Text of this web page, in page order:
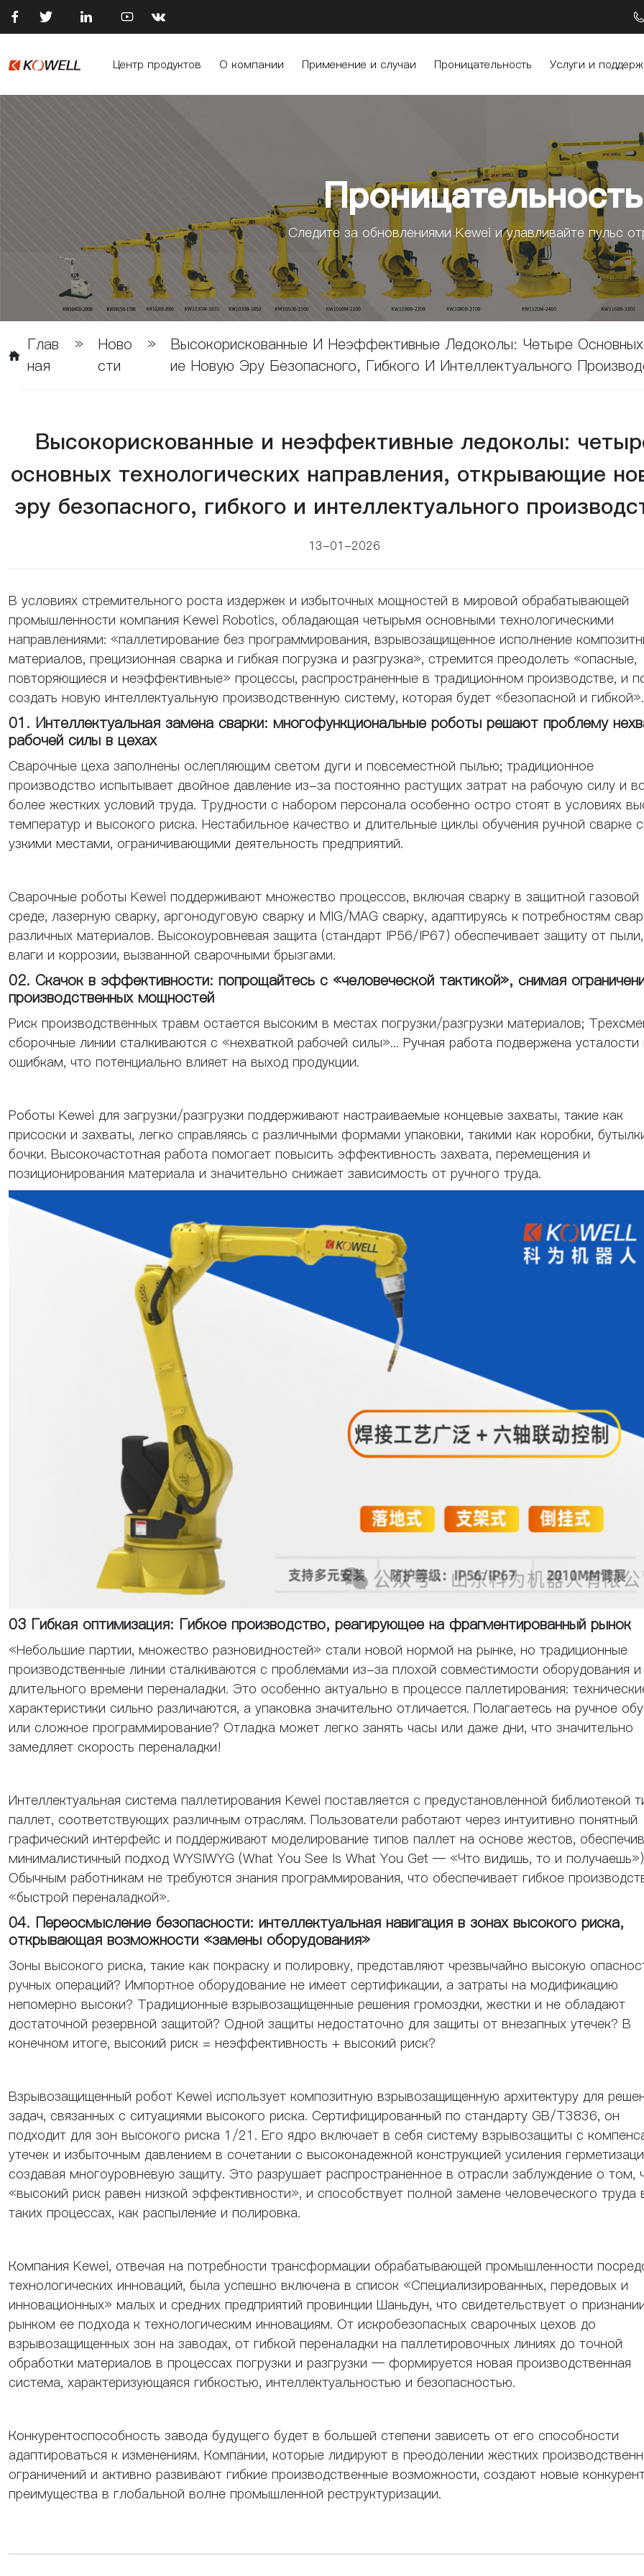
     
Центр продуктов О компании Применение и случаи Проницательность Услуги и
Проницательность
Следите за обновлениями Kewei и улавливайте пульс
Глав
Ная
»
Ново
Сти
»
Высокорискованные И Неэффективные Ледоколы: Четыре
Ие Новую Эру Безопасного, Гибкого И Интеллектуального
Высокорискованные и неэффективные ледоколы:
основных технологических направления, открывающие
эру безопасного, гибкого и интеллектуального
13-01-2026
В условиях стремительного роста издержек и избыточных мощностей в мировой обрабатывающей
промышленности компания Kewei Robotics, обладающая четырьмя основными технологическими
направлениями: «паллетирование без программирования, взрывозащищенное исполнение
материалов, прецизионная сварка и гибкая погрузка и разгрузка», стремится преодолеть «опасные,
повторяющиеся и неэффективные» процессы, распространенные в традиционном производстве, и
создать новую интеллектуальную производственную систему, которая будет «безопасной и гибкой».
01. Интеллектуальная замена сварки: многофункциональные роботы решают проблему
рабочей силы в цехах
Сварочные цеха заполнены ослепляющим светом дуги и повсеместной пылью; традиционное
производство испытывает двойное давление из-за постоянно растущих затрат на рабочую силу и
более жестких условий труда. Трудности с набором персонала особенно остро стоят в условиях
температур и высокого риска. Нестабильное качество и длительные циклы обучения ручной сварке
узкими местами, ограничивающими деятельность предприятий.
Сварочные роботы Kewei поддерживают множество процессов, включая сварку в защитной газовой
среде, лазерную сварку, аргонодуговую сварку и MIG/MAG сварку, адаптируясь к потребностям
различных материалов. Высокоуровневая защита (стандарт IP56/IP67) обеспечивает защиту от пыли,
влаги и коррозии, вызванной сварочными брызгами.
02. Скачок в эффективности: попрощайтесь с «человеческой тактикой», снимая
производственных мощностей
Риск производственных травм остается высоким в местах погрузки/разгрузки материалов;
сборочные линии сталкиваются с «нехваткой рабочей силы»... Ручная работа подвержена усталости
ошибкам, что потенциально влияет на выход продукции.
Роботы Kewei для загрузки/разгрузки поддерживают настраиваемые концевые захваты, такие как
присоски и захваты, легко справляясь с различными формами упаковки, такими как коробки,
бочки. Высокочастотная работа помогает повысить эффективность захвата, перемещения и
позиционирования материала и значительно снижает зависимость от ручного труда.
03 Гибкая оптимизация: Гибкое производство, реагирующее на фрагментированный рынок
«Небольшие партии, множество разновидностей» стали новой нормой на рынке, но традиционные
производственные линии сталкиваются с проблемами из-за плохой совместимости оборудования и
длительного времени переналадки. Это особенно актуально в процессе паллетирования:
характеристики сильно различаются, а упаковка значительно отличается. Полагаетесь на ручное
или сложное программирование? Отладка может легко занять часы или даже дни, что значительно
замедляет скорость переналадки!
Интеллектуальная система паллетирования Kewei поставляется с предустановленной библиотекой
паллет, соответствующих различным отраслям. Пользователи работают через интуитивно понятный
графический интерфейс и поддерживают моделирование типов паллет на основе жестов,
минималистичный подход WYSIWYG (What You See Is What You Get — «Что видишь, то и
Обычным работникам не требуются знания программирования, что обеспечивает гибкое
«быстрой переналадкой».
04. Переосмысление безопасности: интеллектуальная навигация в зонах высокого риска,
открывающая возможности «замены оборудования»
Зоны высокого риска, такие как покраску и полировку, представляют чрезвычайно высокую
ручных операций? Импортное оборудование не имеет сертификации, а затраты на модификацию
непомерно высоки? Традиционные взрывозащищенные решения громоздки, жестки и не обладают
достаточной резервной защитой? Одной защиты недостаточно для защиты от внезапных утечек? В
конечном итоге, высокий риск = неэффективность + высокий риск?
Взрывозащищенный робот Kewei использует композитную взрывозащищенную архитектуру для
задач, связанных с ситуациями высокого риска. Сертифицированный по стандарту GB/T3836, он
подходит для зон высокого риска 1/21. Его ядро ​​включает в себя систему взрывозащиты с
утечек и избыточным давлением в сочетании с высоконадежной конструкцией усиления
создавая многоуровневую защиту. Это разрушает распространенное в отрасли заблуждение о том,
«высокий риск равен низкой эффективности», и способствует полной замене человеческого труда
таких процессах, как распыление и полировка.
Компания Kewei, отвечая на потребности трансформации обрабатывающей промышленности
технологических инноваций, была успешно включена в список «Специализированных, передовых и
инновационных» малых и средних предприятий провинции Шаньдун, что свидетельствует о
рынком ее подхода к технологическим инновациям. От искробезопасных сварочных цехов до
взрывозащищенных зон на заводах, от гибкой переналадки на паллетировочных линиях до точной
обработки материалов в процессах погрузки и разгрузки — формируется новая производственная
система, характеризующаяся гибкостью, интеллектуальностью и безопасностью.
Конкурентоспособность завода будущего будет в большей степени зависеть от его способности
адаптироваться к изменениям. Компании, которые лидируют в преодолении жестких
ограничений и активно развивают гибкие производственные возможности, создают новые
преимущества в глобальной волне промышленной реструктуризации.